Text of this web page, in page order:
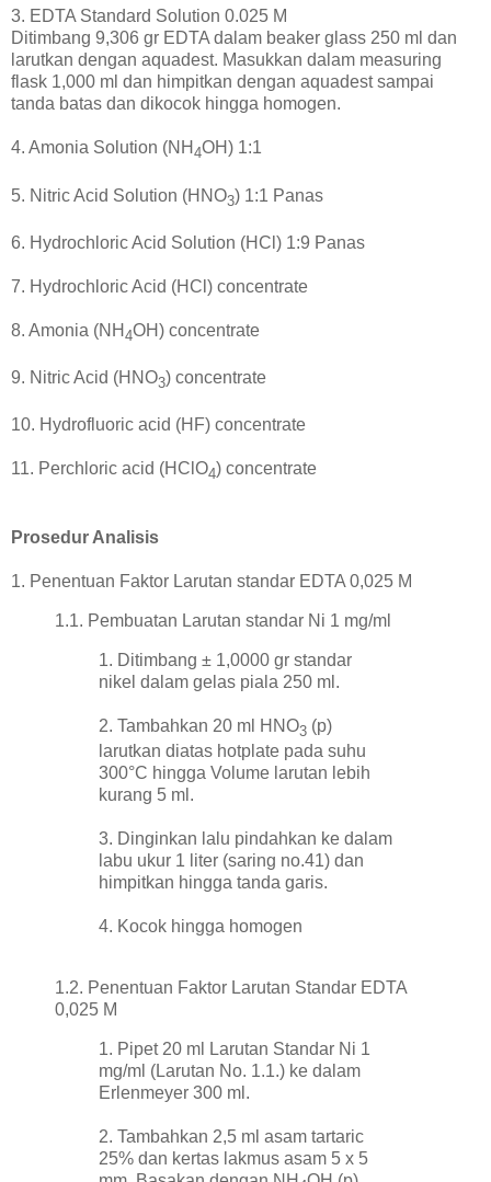
3. EDTA Standard Solution 0.025 M
Ditimbang 9,306 gr EDTA dalam beaker glass 250 ml dan
larutkan dengan aquadest. Masukkan dalam measuring
flask 1,000 ml dan himpitkan dengan aquadest sampai
tanda batas dan dikocok hingga homogen.
4. Amonia Solution (NH 4OH) 1:1
5. Nitric Acid Solution (HNO3) 1:1 Panas
6. Hydrochloric Acid Solution (HCl) 1:9 Panas
7. Hydrochloric Acid (HCl) concentrate
8. Amonia (NH 4OH) concentrate
9. Nitric Acid (HNO3) concentrate
10. Hydrofluoric acid (HF) concentrate
11. Perchloric acid (HClO4) concentrate
Prosedur Analisis
1. Penentuan Faktor Larutan standar EDTA 0,025 M
1.1. Pembuatan Larutan standar Ni 1 mg/ml
1. Ditimbang ± 1,0000 gr standar
nikel dalam gelas piala 250 ml.
2. Tambahkan 20 ml HNO3 (p)
larutkan diatas hotplate pada suhu
300°C hingga Volume larutan lebih
kurang 5 ml.
3. Dinginkan lalu pindahkan ke dalam
labu ukur 1 liter (saring no.41) dan
himpitkan hingga tanda garis.
4. Kocok hingga homogen
1.2. Penentuan Faktor Larutan Standar EDTA
0,025 M
1. Pipet 20 ml Larutan Standar Ni 1
mg/ml (Larutan No. 1.1.) ke dalam
Erlenmeyer 300 ml.
2. Tambahkan 2,5 ml asam tartaric
25% dan kertas lakmus asam 5 x 5